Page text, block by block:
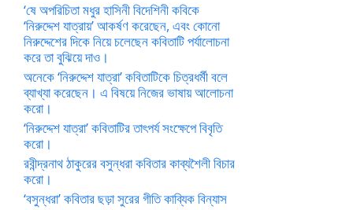
‘ষে অপরিচিতা মধুর হাসিনী বিদেশিনী কবিকে
‘নিরুদ্দেশ যাত্রায়’ আকর্ষণ করেছেন, এবং কোনো
নিরুদ্দেশের দিকে নিয়ে চলেছেন কবিতাটি পর্যালোচনা
করে তা বুঝিয়ে দাও।
অনেকে ‘নিরুদ্দেশ যাত্রা’ কবিতাটিকে চিত্রধর্মী বলে
ব্যাখ্যা করেছেন। এ বিষয়ে নিজের ভাষায় আলোচনা
করো।
‘নিরুদ্দেশ যাত্রা’ কবিতাটির তাৎপর্য সংক্ষেপে বিবৃতি
করো।
রবীন্দ্রনাথ ঠাকুরের বসুন্ধরা কবিতার কাব্যশৈলী বিচার
করো।
‘বসুন্ধরা’ কবিতার ছড়া সুরের গীতি কাব্যিক বিন্যাস